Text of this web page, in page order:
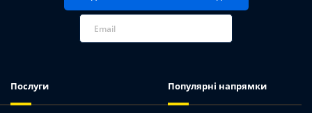
Послуги Популярні напрямки